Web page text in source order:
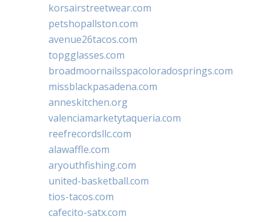
korsairstreetwear.com
petshopallston.com
avenue26tacos.com
topgglasses.com
broadmoornailsspacoloradosprings.com
missblackpasadena.com
anneskitchen.org
valenciamarketytaqueria.com
reefrecordsllc.com
alawaffle.com
aryouthfishing.com
united-basketball.com
tios-tacos.com
cafecito-satx.com